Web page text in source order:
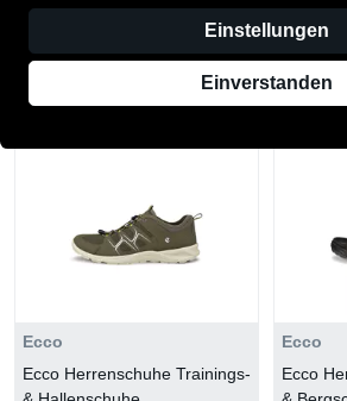
Einstellungen
Einverstanden
Wanderschuhe
&
120,00 €
Ecco
Ecco Herrenschuhe Trainings-
Ecco
Ecco